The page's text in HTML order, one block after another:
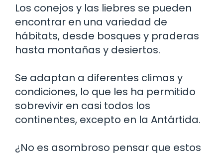
Los conejos y las liebres se pueden
encontrar en una variedad de
hábitats, desde bosques y praderas
hasta montañas y desiertos.
Se adaptan a diferentes climas y
condiciones, lo que les ha permitido
sobrevivir en casi todos los
continentes, excepto en la Antártida.
¿No es asombroso pensar que estos